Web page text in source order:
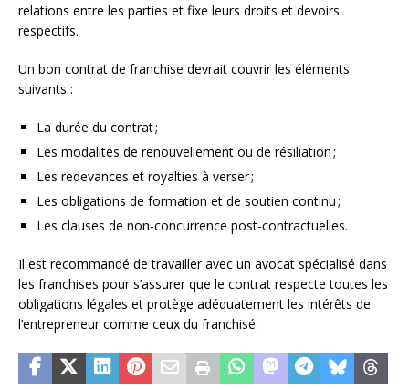
relations entre les parties et fixe leurs droits et devoirs
respectifs.
Un bon contrat de franchise devrait couvrir les éléments
suivants :
La durée du contrat ;
Les modalités de renouvellement ou de résiliation ;
Les redevances et royalties à verser ;
Les obligations de formation et de soutien continu ;
Les clauses de non-concurrence post-contractuelles.
Il est recommandé de travailler avec un avocat spécialisé dans
les franchises pour s’assurer que le contrat respecte toutes les
obligations légales et protège adéquatement les intérêts de
l’entrepreneur comme ceux du franchisé.